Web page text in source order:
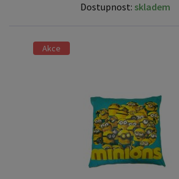
Dostupnost: skladem
Akce